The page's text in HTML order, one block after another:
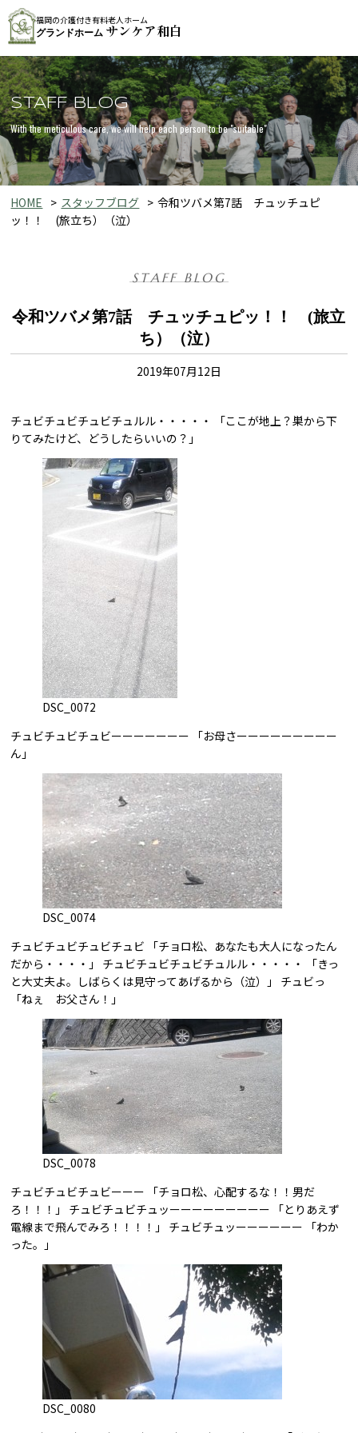
福岡の介護付き有料老人ホーム
グランドホーム サンケア和白
STAFF BLOG
With the meticulous care, we will help each person to be "suitable"
HOME スタッフブログ
令和ツバメ第7話 チュッチュピ
ッ！！ (旅立ち）（泣）
STAFF BLOG
令和ツバメ第7話 チュッチュピッ！！ (旅立
ち）（泣）
2019年07月12日
チュビチュビチュビチュルル・・・・・ 「ここが地上？巣から下
りてみたけど、どうしたらいいの？」
DSC_0072
チュビチュビチュビーーーーーーー 「お母さーーーーーーーーー
ん」
DSC_0074
チュビチュビチュビチュビ 「チョロ松、あなたも大人になったん
だから・・・・」 チュビチュビチュビチュルル・・・・・ 「きっ
と大丈夫よ。しばらくは見守ってあげるから（泣）」 チュビっ
「ねぇ お父さん！」
DSC_0078
チュビチュビチュビーーー 「チョロ松、心配するな！！男だ
ろ！！！」 チュビチュビチュッーーーーーーーーー 「とりあえず
電線まで飛んでみろ！！！！」 チュビチュッーーーーーー 「わか
った。」
DSC_0080